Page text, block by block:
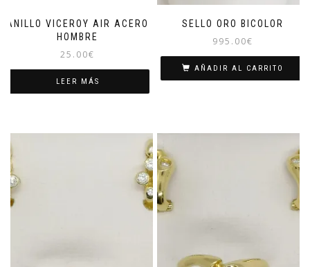
ANILLO VICEROY AIR ACERO
HOMBRE
25.00€
LEER MÁS
SELLO ORO BICOLOR
995.00€
AÑADIR AL CARRITO